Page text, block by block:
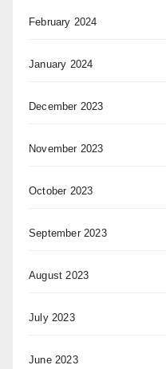
February 2024
January 2024
December 2023
November 2023
October 2023
September 2023
August 2023
July 2023
June 2023